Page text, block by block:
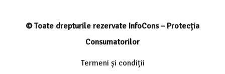
© Toate drepturile rezervate InfoCons – Protecția
Consumatorilor
Termeni și condiții